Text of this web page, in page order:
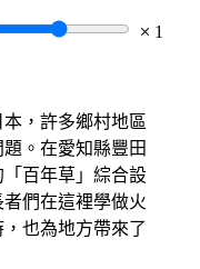
1
，許多鄉村地區
。在愛知縣豐田
百年草」綜合設
們在這裡學做火
也為地方帶來了